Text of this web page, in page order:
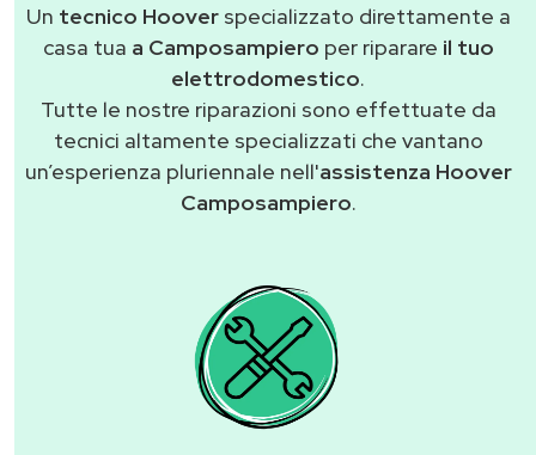
Un tecnico Hooverspecializzato direttamente a
casa tua a Camposampiero per riparare il tuo
elettrodomestico.
Tutte le nostre riparazioni sono effettuate da
tecnici altamente specializzati che vantano
un’esperienza pluriennale nell'assistenza Hoover
Camposampiero.